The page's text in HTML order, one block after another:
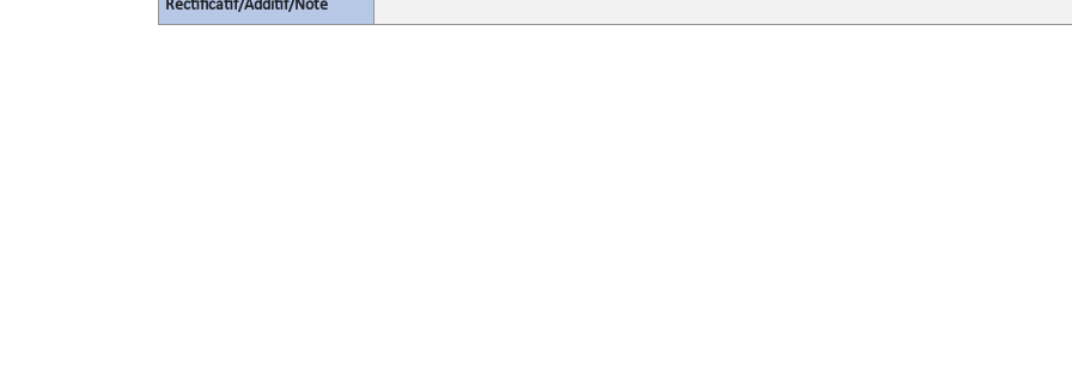
Rectificatif/Additif/Note